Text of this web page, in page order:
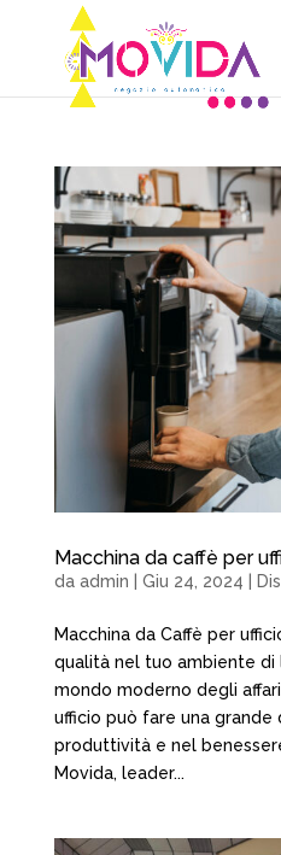
Macchina da caffè per
da admin Giu 24, 2024
Macchina da Caffè per
qualità nel tuo ambiente di
mondo moderno degli
ufficio può fare una grande
produttività e nel
Movida, leader...